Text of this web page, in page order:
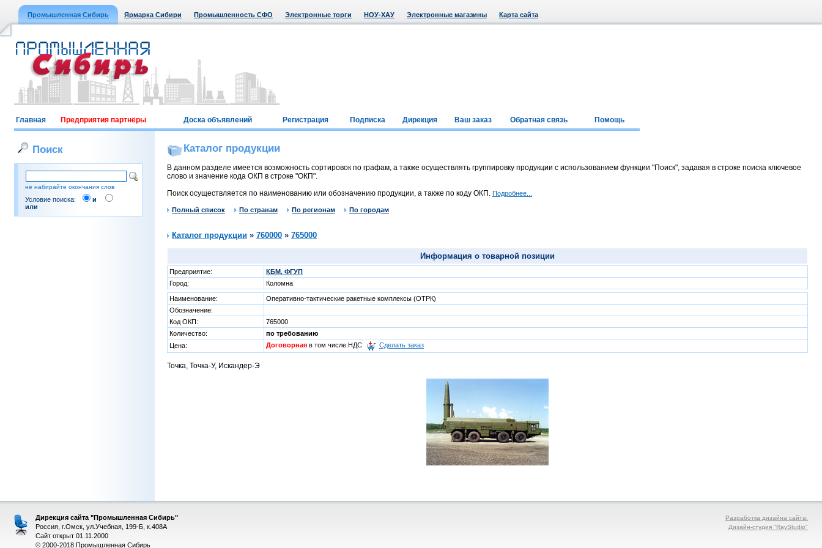
Промышленная Сибирь Ярмарка Сибири Промышленность СФО Электронные торги НОУ-ХАУ Электронные магазины Карта сайта
Главная Предприятия партнёры Доска объявлений Регистрация Подписка Дирекция Ваш заказ Обратная связь Помощь
Поиск
не набирайте окончания слов
Условие поиска:
и
или
Каталог продукции
В данном разделе имеется возможность сортировок по графам, а также осуществлять группировку продукции с использованием функции "Поиск", задавая в строке поиска ключевое
слово и значение кода ОКП в строке "ОКП".
Поиск осуществляется по наименованию или обозначению продукции, а также по коду ОКП. Подробнее...
Полный список По странам По регионам По городам
Каталог продукции » 760000 » 765000
Информация о товарной позиции
Предприятие:
КБМ, ФГУП
Город:
Коломна
Наименование:
Оперативно-тактические ракетные комплексы (ОТРК)
Обозначение:
Код ОКП:
765000
Количество:
по требованию
Цена:
Договорная в том числе НДС Сделать заказ
Точка, Точка-У, Искандер-Э
Дирекция сайта "Промышленная Сибирь"
Россия, г.Омск, ул.Учебная, 199-Б, к.408А
Сайт открыт 01.11.2000
© 2000-2018 Промышленная Сибирь
Разработка дизайна сайта:
Дизайн-студия "RayStudio"